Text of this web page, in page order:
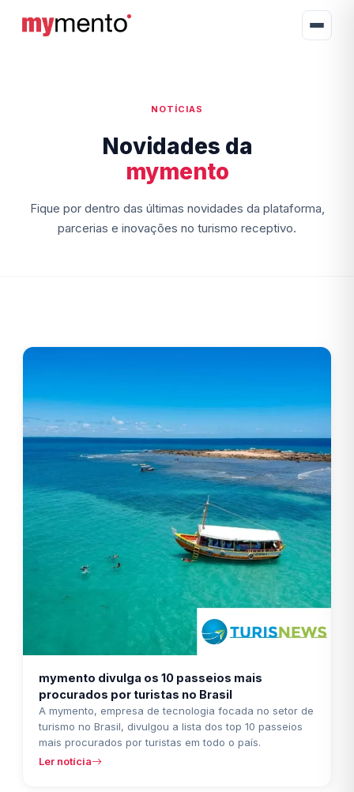
NOTÍCIAS
Novidades da
mymento
Fique por dentro das últimas novidades da plataforma,
parcerias e inovações no turismo receptivo.
mymento divulga os 10 passeios mais
procurados por turistas no Brasil
A mymento, empresa de tecnologia focada no setor de
turismo no Brasil, divulgou a lista dos top 10 passeios
mais procurados por turistas em todo o país.
Ler notícia